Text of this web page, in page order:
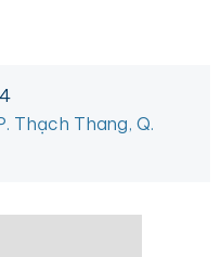
Thạch Thang, Q.